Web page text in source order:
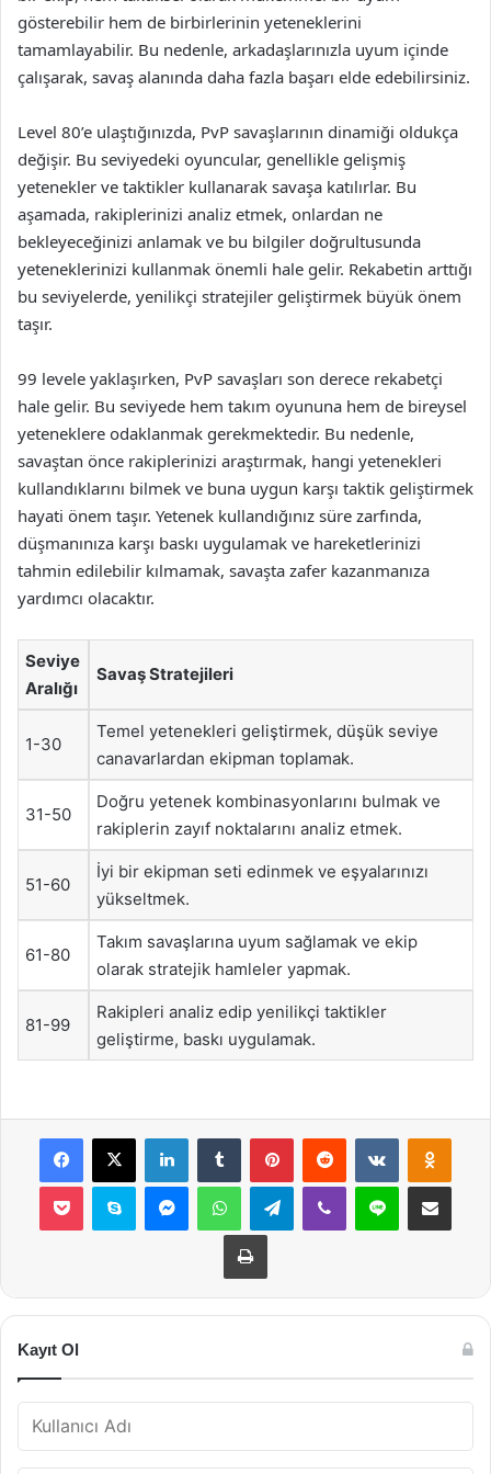
gösterebilir hem de birbirlerinin yeteneklerini
tamamlayabilir. Bu nedenle, arkadaşlarınızla uyum içinde
çalışarak, savaş alanında daha fazla başarı elde edebilirsiniz.
Level 80’e ulaştığınızda, PvP savaşlarının dinamiği oldukça
değişir. Bu seviyedeki oyuncular, genellikle gelişmiş
yetenekler ve taktikler kullanarak savaşa katılırlar. Bu
aşamada, rakiplerinizi analiz etmek, onlardan ne
bekleyeceğinizi anlamak ve bu bilgiler doğrultusunda
yeteneklerinizi kullanmak önemli hale gelir. Rekabetin arttığı
bu seviyelerde, yenilikçi stratejiler geliştirmek büyük önem
taşır.
99 levele yaklaşırken, PvP savaşları son derece rekabetçi
hale gelir. Bu seviyede hem takım oyununa hem de bireysel
yeteneklere odaklanmak gerekmektedir. Bu nedenle,
savaştan önce rakiplerinizi araştırmak, hangi yetenekleri
kullandıklarını bilmek ve buna uygun karşı taktik geliştirmek
hayati önem taşır. Yetenek kullandığınız süre zarfında,
düşmanınıza karşı baskı uygulamak ve hareketlerinizi
tahmin edilebilir kılmamak, savaşta zafer kazanmanıza
yardımcı olacaktır.
Seviye
Aralığı
Savaş Stratejileri
1-30
Temel yetenekleri geliştirmek, düşük seviye
canavarlardan ekipman toplamak.
31-50
Doğru yetenek kombinasyonlarını bulmak ve
rakiplerin zayıf noktalarını analiz etmek.
51-60
İyi bir ekipman seti edinmek ve eşyalarınızı
yükseltmek.
61-80
Takım savaşlarına uyum sağlamak ve ekip
olarak stratejik hamleler yapmak.
81-99
Rakipleri analiz edip yenilikçi taktikler
geliştirme, baskı uygulamak.
Facebook
X LinkedInTumblr PinterestReddit VKontakte
Pocket Skype MessengerWhatsAppTelegramViber Line E-Posta ile
Yazdır
Kayıt Ol